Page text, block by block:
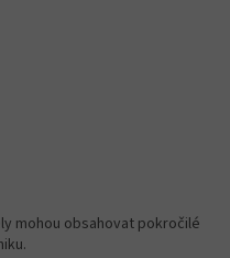
mohou obsahovat pokročilé